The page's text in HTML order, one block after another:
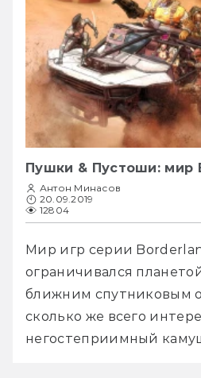
Пушки & Пустоши: мир
Антон Минасов
20.09.2019
12804
Мир игр серии
ограничивался
ближним спутниковым
сколько же всего
негостеприимный